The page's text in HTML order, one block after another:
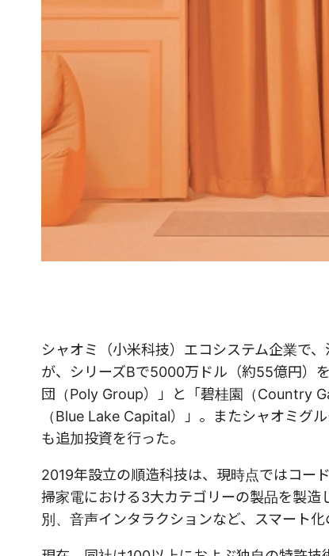
シャオミ（小米科技）エコシステム企業で
が、シリーズBで5000万ドル（約55億円）
団（Poly Group）」と「碧桂園（Country
（Blue Lake Capital）」。またシャオミグ
も追加投資を行った。
2019年設立の順造科技は、現時点ではコー
掃家電における3大カテゴリーの製品を製
別、音声インタラクションなど、スマート化